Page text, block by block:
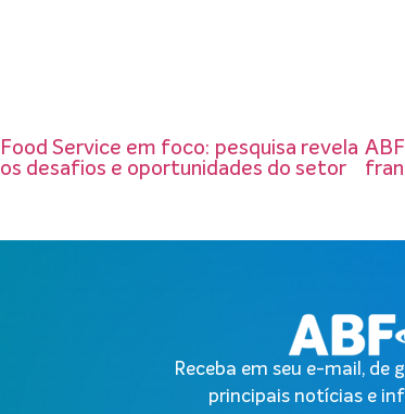
Food Service em foco: pesquisa revela
os desafios e oportunidades do setor
Receba em seu e-mail, de
principais notícias e